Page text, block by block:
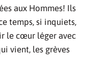
aux Hommes! Ils
temps, si inquiets,
le cœur léger avec
vient, les grèves